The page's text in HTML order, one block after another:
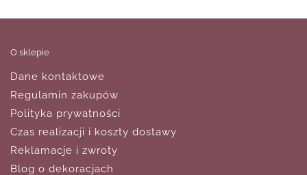
O sklepie
Dane kontaktowe
Regulamin zakupów
Polityka prywatności
Czas realizacji i koszty dostawy
Reklamacje i zwroty
Blog o dekoracjach